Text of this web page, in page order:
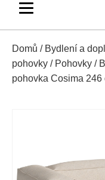
Domů / Bydlení a
pohovky / Pohovky /
pohovka Cosima 246